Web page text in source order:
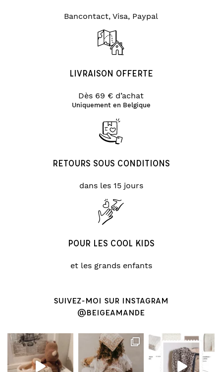
Bancontact, Visa, Paypal
LIVRAISON OFFERTE
Dès 69 € d’achat
Uniquement en Belgique
RETOURS SOUS CONDITIONS
dans les 15 jours
POUR LES COOL KIDS
et les grands enfants
SUIVEZ-MOI SUR INSTAGRAM
@BEIGEAMANDE